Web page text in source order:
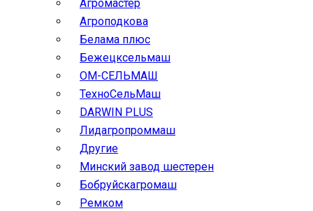
Агромастер
Агроподкова
Белама плюс
Бежецксельмаш
ОМ-СЕЛЬМАШ
ТехноСельМаш
DARWIN PLUS
Лидагропроммаш
Другие
Минский завод шестерен
Бобруйскагромаш
Ремком